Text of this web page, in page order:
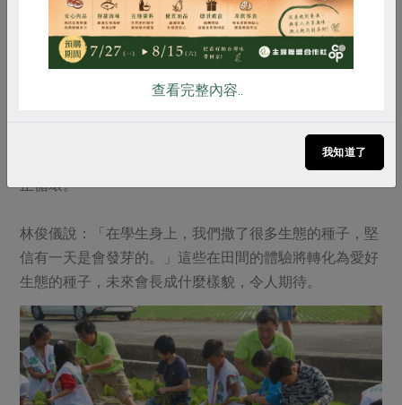
教育著手，或許就能在難以解決的農藥問題上找破口。曹
欽瑋說：「老農較難改變，而年輕的孩子是更有機會被改
變的。」在田裡，學生可以認識友善農耕方式；在學校，
可以享用有機或3章1Q(註2)食材的營養午餐。從耕作到飲
外，學校申請資源協助青農行銷、邀請從農家長協助教
學、無償提供他校課程資源等，都是建構整個食農環境的
正循環。
林俊儀說：「在學生身上，我們撒了很多生態的種子，堅
信有一天是會發芽的。」這些在田間的體驗將轉化為愛好
生態的種子，未來會長成什麼樣貌，令人期待。
查看完整內容..
我知道了